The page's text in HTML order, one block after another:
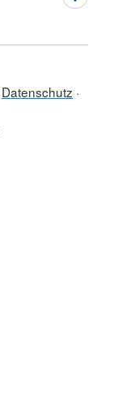
Datenschutz